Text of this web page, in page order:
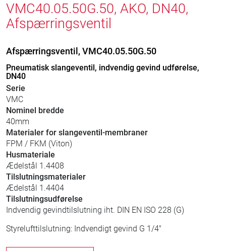
VMC40.05.50G.50, AKO, DN40,
Afspærringsventil
Afspærringsventil, VMC40.05.50G.50
Pneumatisk slangeventil, indvendig gevind udførelse,
DN40
Serie
VMC
Nominel bredde
40mm
Materialer for slangeventil-membraner
FPM / FKM (Viton)
Husmateriale
Ædelstål 1.4408
Tilslutningsmaterialer
Ædelstål 1.4404
Tilslutningsudførelse
Indvendig gevindtilslutning iht. DIN EN ISO 228 (G)
Styrelufttilslutning: Indvendigt gevind G 1/4"